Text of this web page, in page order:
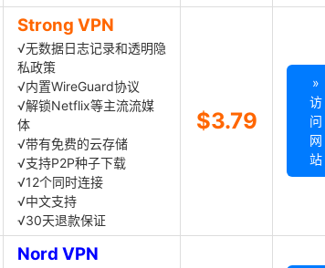
Strong VPN
√无数据日志记录和透明隐
私政策
√内置WireGuard协议
√解锁Netflix等主流流媒
体
√带有免费的云存储
√支持P2P种子下载
√12个同时连接
√中文支持
√30天退款保证
$3.79
»
访
问
网
站
Nord VPN